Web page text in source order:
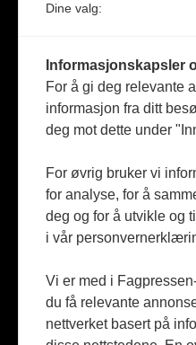
Medlem i
Fagpressen
Støttet av
Følger
plakaten
Dine valg:
Informasjonskapsler
For å gi deg relevante
informasjon fra ditt
deg mot dette under
For øvrig bruker vi
for analyse, for å
deg og for å utvikle og
i vår
Vi er med i
du få relevante
nettverket basert på